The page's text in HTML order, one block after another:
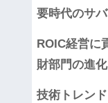
要時代のサバ
ROIC経営に
財部門の進化
技術トレン